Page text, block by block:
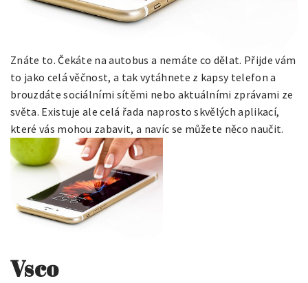
Znáte to. Čekáte na autobus a nemáte co dělat. Přijde vám
to jako celá věčnost, a tak vytáhnete z kapsy telefon a
brouzdáte sociálními sítěmi nebo aktuálními zprávami ze
světa. Existuje ale celá řada naprosto skvělých aplikací,
které vás mohou zabavit, a navíc se můžete něco naučit.
Vsco